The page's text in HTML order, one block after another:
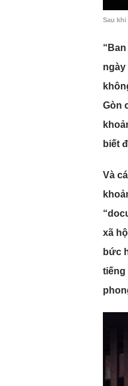
Sau
ngày
Gòn
biết
Và
xã
bức
tiếng